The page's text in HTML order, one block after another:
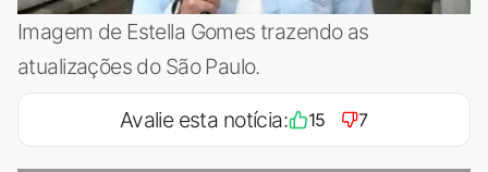
Imagem de Estella Gomes trazendo as
atualizações do São Paulo.
Avalie esta notícia: 15 7